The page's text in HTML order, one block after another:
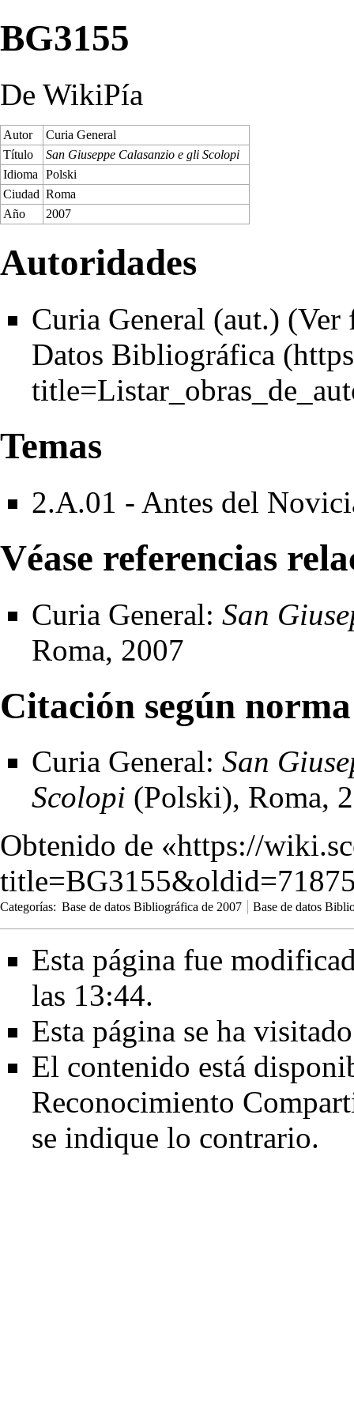
BG3155
De WikiPía
Autor
Curia General
Título
San Giuseppe Calasanzio e gli Scolopi
Idioma
Polski
Ciudad Roma
Año
2007
Autoridades
Curia General (aut.) (Ver
Datos Bibliográfica
Temas
2.A.01 - Antes del
Véase referencias
Curia General: San
Roma, 2007
Citación según
Curia General: San
Scolopi (Polski), Roma,
Obtenido de «https://
Categorías: Base de datos Bibliográfica de 2007 Base de datos
Esta página fue
las 13:44.
Esta página se ha
El contenido está
Reconocimiento
se indique lo contrario.